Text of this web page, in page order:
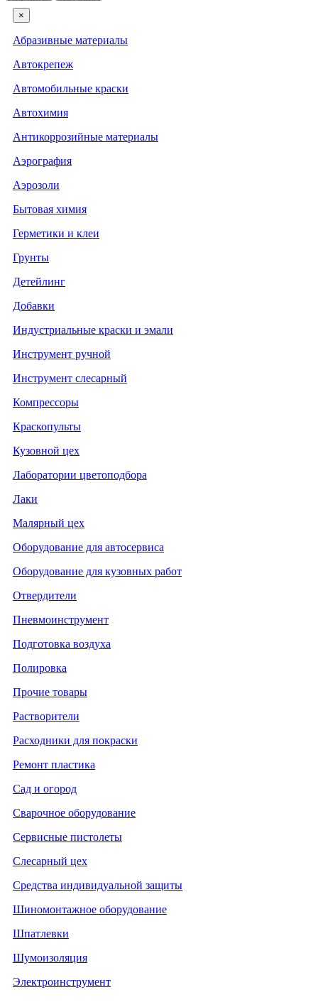
×
Абразивные материалы
Автокрепеж
Автомобильные краски
Автохимия
Антикоррозийные материалы
Аэрография
Аэрозоли
Бытовая химия
Герметики и клеи
Грунты
Детейлинг
Добавки
Индустриальные краски и эмали
Инструмент ручной
Инструмент слесарный
Компрессоры
Краскопульты
Кузовной цех
Лаборатории цветоподбора
Лаки
Малярный цех
Оборудование для автосервиса
Оборудование для кузовных работ
Отвердители
Пневмоинструмент
Подготовка воздуха
Полировка
Прочие товары
Растворители
Расходники для покраски
Ремонт пластика
Сад и огород
Сварочное оборудование
Сервисные пистолеты
Слесарный цех
Средства индивидуальной защиты
Шиномонтажное оборудование
Шпатлевки
Шумоизоляция
Электроинструмент